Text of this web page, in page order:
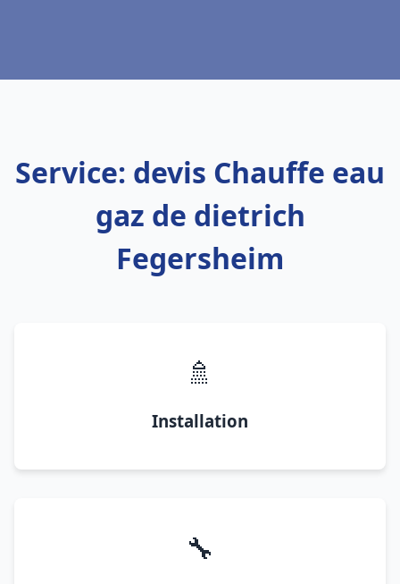
Service: devis Chauffe eau
gaz de dietrich
Fegersheim
🚿
Installation
🔧